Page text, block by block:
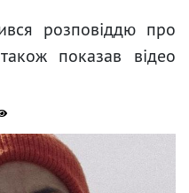
розповіддю про
показав відео